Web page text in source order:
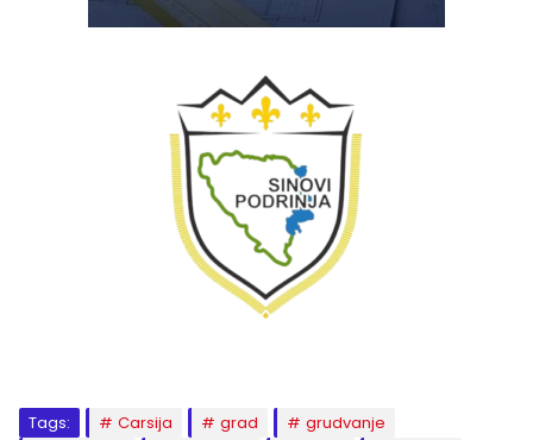
Tags: Carsija grad
grudvanje